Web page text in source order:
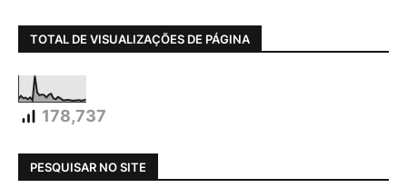
TOTAL DE VISUALIZAÇÕES DE PÁGINA
178,737
PESQUISAR NO SITE